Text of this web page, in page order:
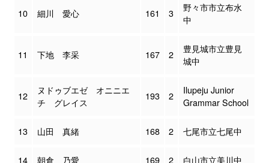
10 細川 愛心 161 3
野々市市立布水
中
11 下地 李采 167 2
豊見城市立豊見
城中
12
ヌドゥブエゼ オニニエ
チ グレイス
193 2
Ilupeju Junior
Grammar School
13 山田 真緒 168 2 七尾市立七尾中
14 朝倉 乃愛 169 2 白山市立美川中